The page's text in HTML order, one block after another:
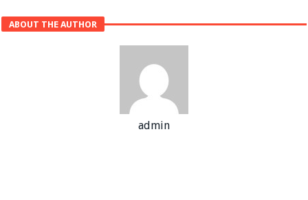
ABOUT THE AUTHOR
admin